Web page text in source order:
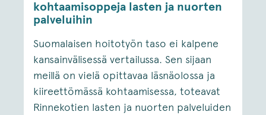
kohtaamisoppeja lasten ja nuorten
palveluihin
Suomalaisen hoitotyön taso ei kalpene
kansainvälisessä vertailussa. Sen sijaan
meillä on vielä opittavaa läsnäolossa ja
kiireettömässä kohtaamisessa, toteavat
Rinnekotien lasten ja nuorten palveluiden